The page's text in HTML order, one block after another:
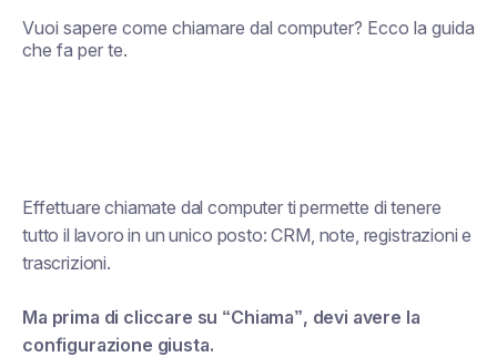
Vuoi sapere come chiamare dal computer? Ecco la guida
che fa per te.
Effettuare chiamate dal computer ti permette di tenere
tutto il lavoro in un unico posto: CRM, note, registrazioni e
trascrizioni.
Ma prima di cliccare su “Chiama”, devi avere la
configurazione giusta.